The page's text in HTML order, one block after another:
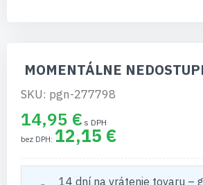
MOMENTÁLNE
SKU: pgn-277798
14,95 €
12,15 €
14 dní na vrátenie tovaru –